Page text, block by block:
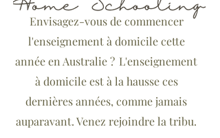
Envisagez-vous de commencer
l'enseignement à domicile cette
année en Australie ? L'enseignement
à domicile est à la hausse ces
dernières années, comme jamais
auparavant. Venez rejoindre la tribu.